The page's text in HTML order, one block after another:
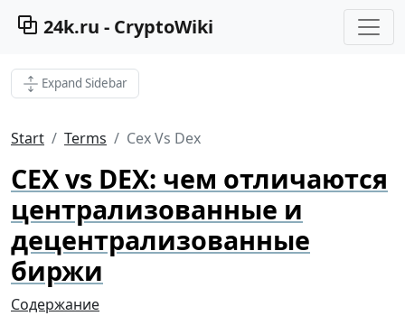
24k.ru - CryptoWiki
Expand Sidebar
Start Terms Cex Vs Dex
CEX vs DEX: чем отличаются
централизованные и
децентрализованные
биржи
Содержание